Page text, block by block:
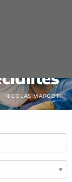
NICOLAS MARGOT